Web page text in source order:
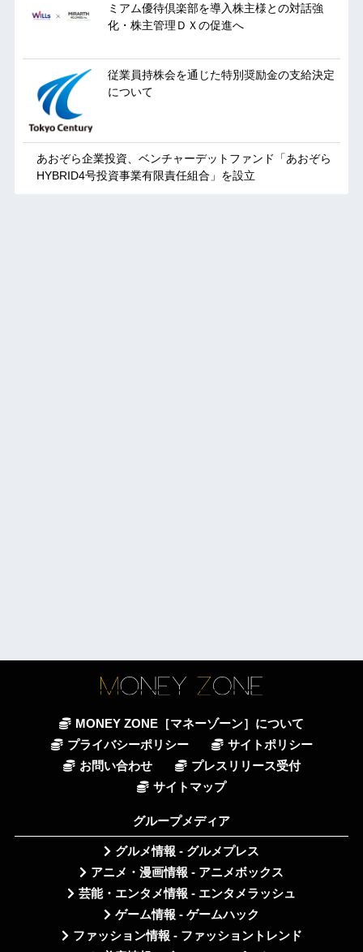
ミアム優待倶楽部を導入株主様との対話強
化・株主管理ＤＸの促進へ
従業員持株会を通じた特別奨励金の支給決定
について
あおぞら企業投資、ベンチャーデットファンド「あおぞら
HYBRID4号投資事業有限責任組合」を設立
MONEY ZONE［マネーゾーン］について
プライバシーポリシー
サイトポリシー
お問い合わせ
プレスリリース受付
サイトマップ
グループメディア
グルメ情報 - グルメプレス
アニメ・漫画情報 - アニメボックス
芸能・エンタメ情報 - エンタメラッシュ
ゲーム情報 - ゲームハック
ファッション情報 - ファッショントレンド